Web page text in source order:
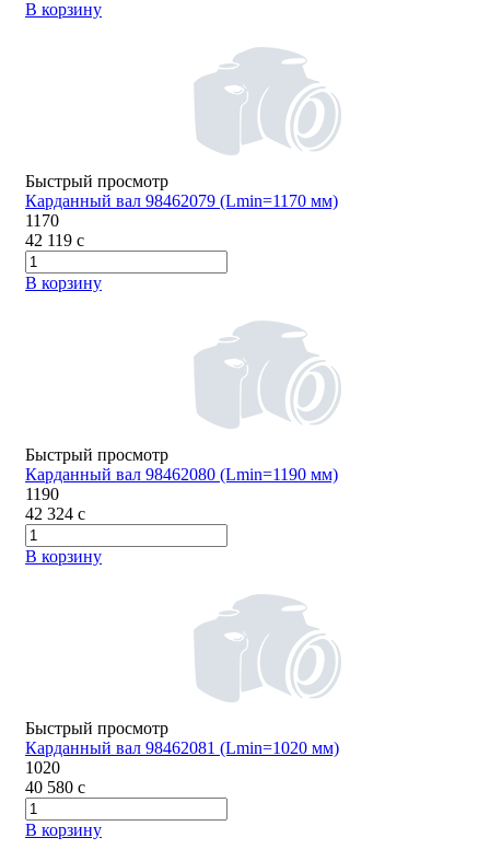
В корзину
Быстрый просмотр
Карданный вал 98462079 (Lmin=1170 мм)
1170
42 119 c
В корзину
Быстрый просмотр
Карданный вал 98462080 (Lmin=1190 мм)
1190
42 324 c
В корзину
Быстрый просмотр
Карданный вал 98462081 (Lmin=1020 мм)
1020
40 580 c
В корзину